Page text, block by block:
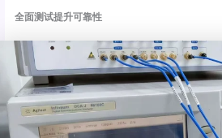
全面测试提升可靠性